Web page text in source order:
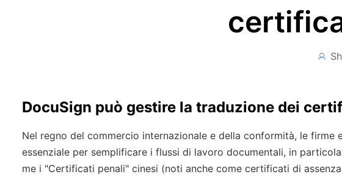
DocuSign può gestire la traduzione dei
Nel regno del commercio internazionale e della conformità, le firme
essenziale per semplificare i flussi di lavoro documentali, in
me i "Certificati penali" cinesi (noti anche come certificati di